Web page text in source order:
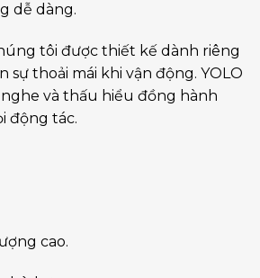
dễ dàng.
tôi được thiết kế dành riêng
sự thoải mái khi vận động. YOLO
và thấu hiểu đồng hành
động tác.
cao.